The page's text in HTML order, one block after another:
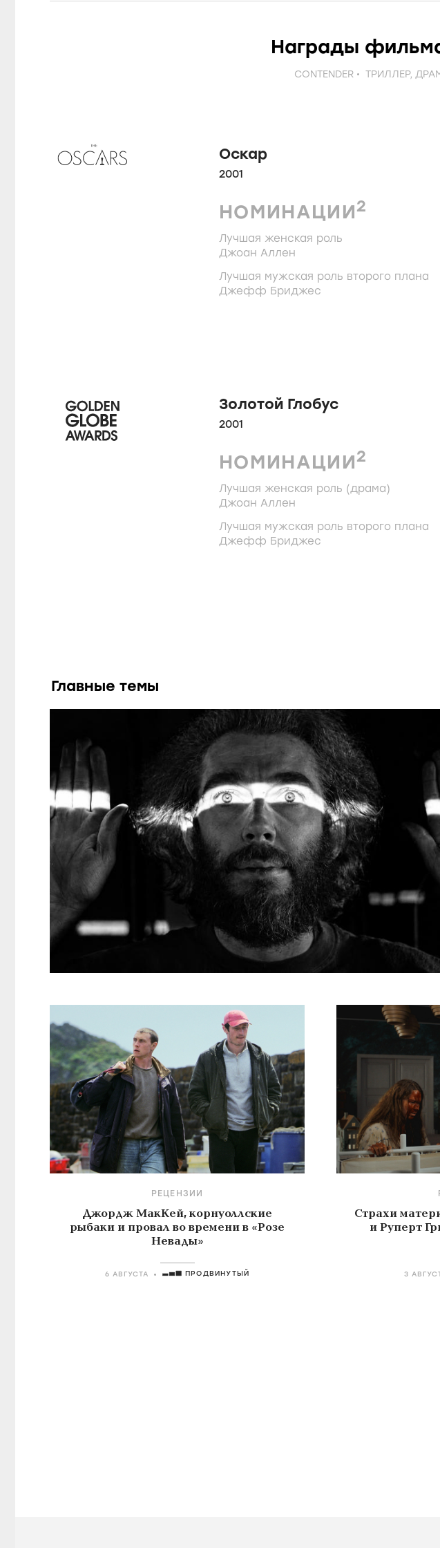
Награды
CONTENDER ТРИЛЛЕР,
Оскар
2001
НОМИНАЦИИ2
Лучшая женская роль
Джоан Аллен
Лучшая мужская роль второго плана
Джефф Бриджес
Золотой Глобус
2001
НОМИНАЦИИ2
Лучшая женская роль (драма)
Джоан Аллен
Лучшая мужская роль второго плана
Джефф Бриджес
Главные темы
РЕЦЕНЗИИ
Джордж МакКей, корнуоллские
рыбаки и провал во времени в «Розе
Невады»
6 АВГУСТА ПРОДВИНУТЫЙ
Страхи
и Руперт
3